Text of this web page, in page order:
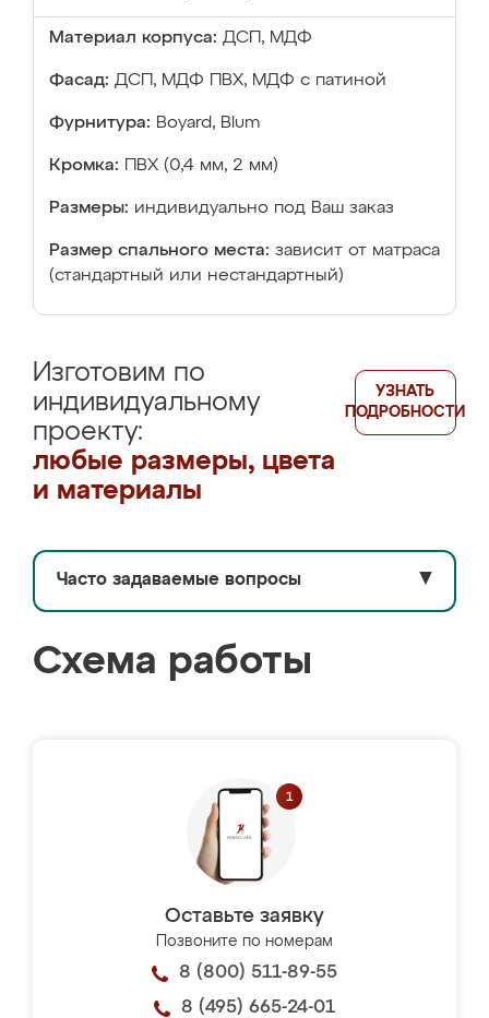
Материал корпуса: ДСП, МДФ
Фасад: ДСП, МДФ ПВХ, МДФ с патиной
Фурнитура: Boyard, Blum
Кромка: ПВХ (0,4 мм, 2 мм)
Размеры: индивидуально под Ваш заказ
Размер спального места: зависит от матраса
(стандартный или нестандартный)
Изготовим по
индивидуальному
проекту:
любые размеры, цвета
и материалы
УЗНАТЬ
ПОДРОБНОСТИ
Часто задаваемые вопросы ▼
Схема работы
Оставьте заявку
Позвоните по номерам
8 (800) 511-89-55
8 (495) 665-24-01